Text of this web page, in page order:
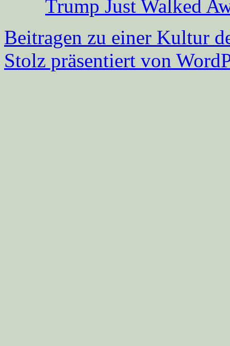
Trump Just Walked
Beitragen zu einer Kultur
Stolz präsentiert von